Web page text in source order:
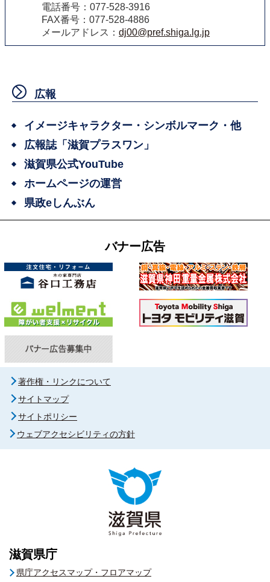
電話番号：077-528-3916
FAX番号：077-528-4886
メールアドレス： dj00@pref.shiga.lg.jp
広報
イメージキャラクター・シンボルマーク・他
広報誌「滋賀プラスワン」
滋賀県公式YouTube
ホームページの運営
県政eしんぶん
バナー広告
著作権・リンクについて
サイトマップ
サイトポリシー
ウェブアクセシビリティの方針
滋賀県庁
県庁アクセスマップ・フロアマップ